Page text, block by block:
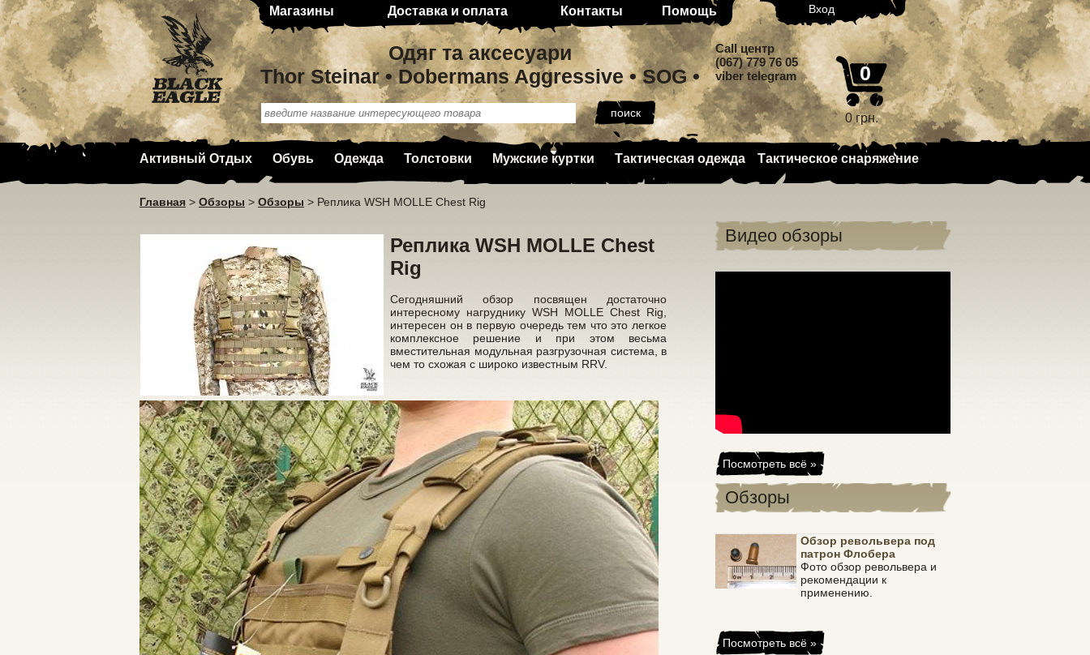
Магазины Доставка и оплата Контакты Помощь Вход
Одяг та аксесуари
Thor Steinar • Dobermans Aggressive • SOG •
0
0 грн.
Call центр
(067) 779 76 05
viber telegram
Активный Отдых Обувь Одежда Толстовки Мужские куртки Тактическая одежда Тактическое снаряжение
Главная > Обзоры > Обзоры > Реплика WSH MOLLE Chest Rig
Реплика WSH MOLLE Chest
Rig
Сегодняшний обзор посвящен достаточно
интересному нагруднику WSH MOLLE Chest Rig,
интересен он в первую очередь тем что это легкое
комплексное решение и при этом весьма
вместительная модульная разгрузочная система, в
чем то схожая с широко известным RRV.
Видео обзоры
Посмотреть всё »
Обзоры
Обзор револьвера под
патрон Флобера
Фото обзор револьвера и
рекомендации к
применению.
Посмотреть всё »